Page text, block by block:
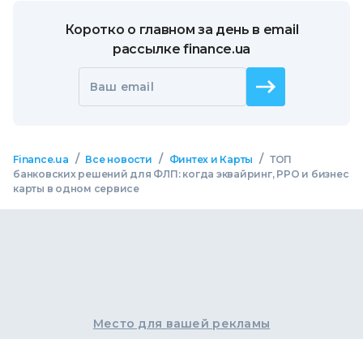
Коротко о главном за день в email
рассылке finance.ua
Ваш email
Finance.ua / Все новости / Финтех и Карты / ТОП
банковских решений для ФЛП: когда эквайринг, РРО и бизнес
карты в одном сервисе
Место для вашей рекламы